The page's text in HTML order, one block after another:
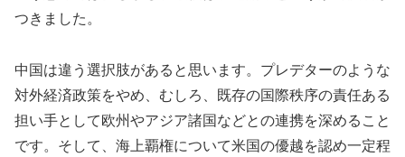
つきました。
中国は違う選択肢があると思います。プレデターのような
対外経済政策をやめ、むしろ、既存の国際秩序の責任ある
担い手として欧州やアジア諸国などとの連携を深めること
です。そして、海上覇権について米国の優越を認め一定程